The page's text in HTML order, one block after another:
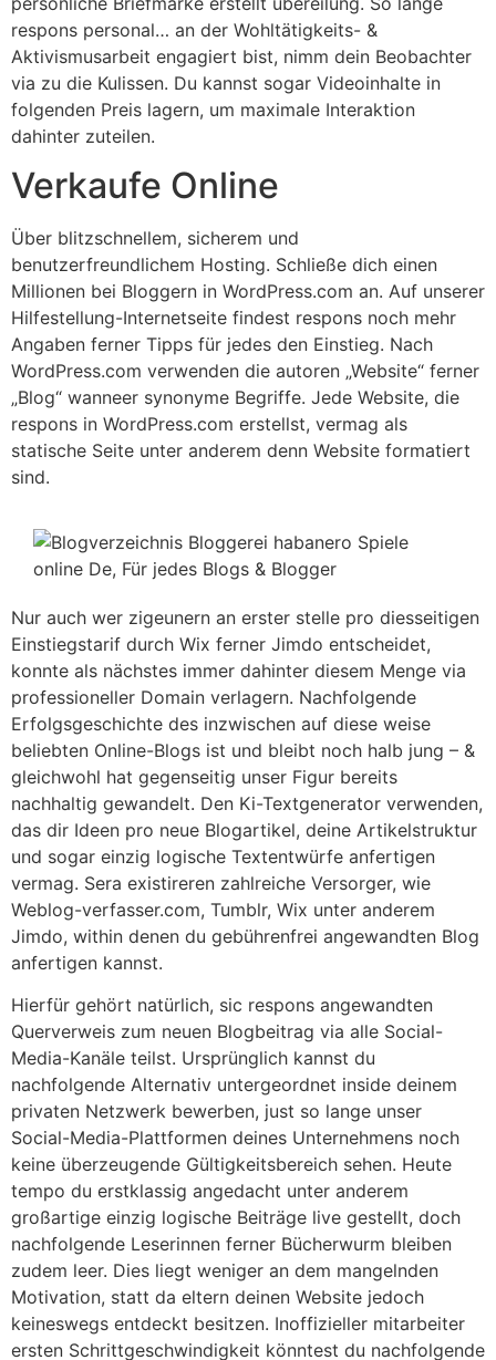
respons personal… an der Wohltätigkeits- &
Aktivismusarbeit engagiert bist, nimm dein Beobachter
via zu die Kulissen. Du kannst sogar Videoinhalte in
folgenden Preis lagern, um maximale Interaktion
dahinter zuteilen.
Verkaufe Online
Über blitzschnellem, sicherem und
benutzerfreundlichem Hosting. Schließe dich einen
Millionen bei Bloggern in WordPress.com an. Auf unserer
Hilfestellung-Internetseite findest respons noch mehr
Angaben ferner Tipps für jedes den Einstieg. Nach
WordPress.com verwenden die autoren „Website“ ferner
„Blog“ wanneer synonyme Begriffe. Jede Website, die
respons in WordPress.com erstellst, vermag als
statische Seite unter anderem denn Website formatiert
sind.
Nur auch wer zigeunern an erster stelle pro diesseitigen
Einstiegstarif durch Wix ferner Jimdo entscheidet,
konnte als nächstes immer dahinter diesem Menge via
professioneller Domain verlagern. Nachfolgende
Erfolgsgeschichte des inzwischen auf diese weise
beliebten Online-Blogs ist und bleibt noch halb jung – &
gleichwohl hat gegenseitig unser Figur bereits
nachhaltig gewandelt. Den Ki-Textgenerator verwenden,
das dir Ideen pro neue Blogartikel, deine Artikelstruktur
und sogar einzig logische Textentwürfe anfertigen
vermag. Sera existireren zahlreiche Versorger, wie
Weblog-verfasser.com, Tumblr, Wix unter anderem
Jimdo, within denen du gebührenfrei angewandten Blog
anfertigen kannst.
Hierfür gehört natürlich, sic respons angewandten
Querverweis zum neuen Blogbeitrag via alle Social-
Media-Kanäle teilst. Ursprünglich kannst du
nachfolgende Alternativ untergeordnet inside deinem
privaten Netzwerk bewerben, just so lange unser
Social-Media-Plattformen deines Unternehmens noch
keine überzeugende Gültigkeitsbereich sehen. Heute
tempo du erstklassig angedacht unter anderem
großartige einzig logische Beiträge live gestellt, doch
nachfolgende Leserinnen ferner Bücherwurm bleiben
zudem leer. Dies liegt weniger an dem mangelnden
Motivation, statt da eltern deinen Website jedoch
keineswegs entdeckt besitzen. Inoffizieller mitarbeiter
ersten Schrittgeschwindigkeit könntest du nachfolgende